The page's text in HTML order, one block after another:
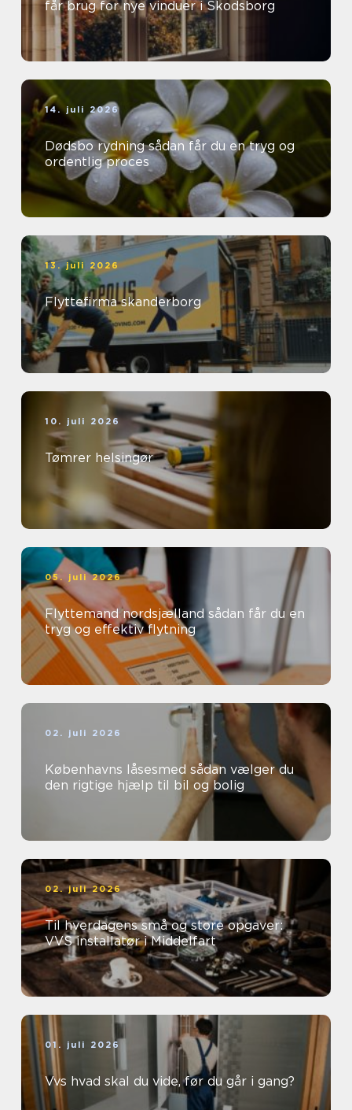
får brug for nye vinduer i Skodsborg
14. juli 2026
Dødsbo rydning sådan får du en tryg og
ordentlig proces
13. juli 2026
Flyttefirma skanderborg
10. juli 2026
Tømrer helsingør
05. juli 2026
Flyttemand nordsjælland sådan får du en
tryg og effektiv flytning
02. juli 2026
Københavns låsesmed sådan vælger du
den rigtige hjælp til bil og bolig
02. juli 2026
Til hverdagens små og store opgaver:
VVS installatør i Middelfart
01. juli 2026
Vvs hvad skal du vide, før du går i gang?